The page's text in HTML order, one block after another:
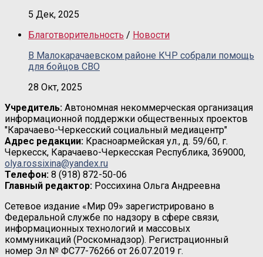
5 Дек, 2025
Благотворительность / Новости
В Малокарачаевском районе КЧР собрали помощь
для бойцов СВО
28 Окт, 2025
Учредитель: Автономная некоммерческая организация
информационной поддержки общественных проектов
"Карачаево-Черкесский социальный медиацентр"
Адрес редакции: Красноармейская ул., д. 59/60, г.
Черкесск, Карачаево-Черкесская Республика, 369000,
olya.rossixina@yandex.ru
Телефон: 8 (918) 872-50-06
Главный редактор: Россихина Ольга Андреевна
Сетевое издание «Мир 09» зарегистрировано в
Федеральной службе по надзору в сфере связи,
информационных технологий и массовых
коммуникаций (Роскомнадзор). Регистрационный
номер Эл № ФС77-76266 от 26.07.2019 г.